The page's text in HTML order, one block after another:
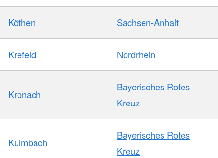
Köthen Sachsen-Anhalt
Krefeld Nordrhein
Kronach
Bayerisches Rotes
Kreuz
Kulmbach
Bayerisches Rotes
Kreuz